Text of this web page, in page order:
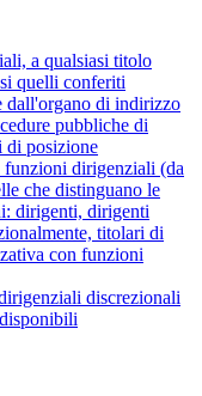
a qualsiasi titolo
quelli conferiti
dall'organo di indirizzo
pubbliche di
di posizione
funzioni dirigenziali (da
che distinguano le
dirigenti, dirigenti
titolari di
con funzioni
discrezionali